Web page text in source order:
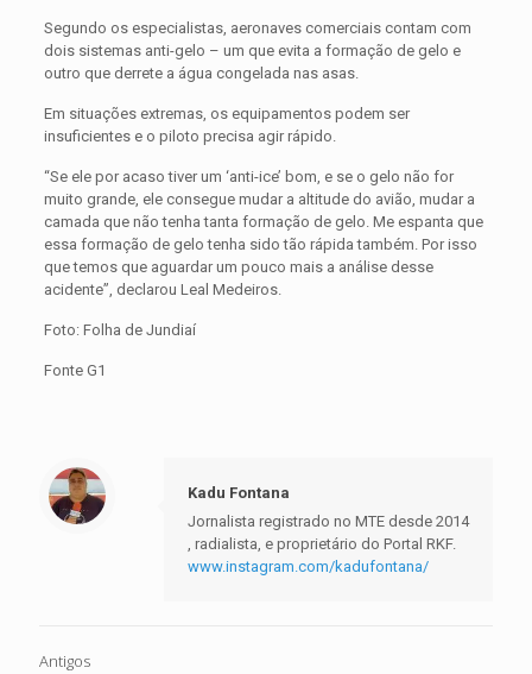
Segundo os especialistas, aeronaves comerciais contam com
dois sistemas anti-gelo – um que evita a formação de gelo e
outro que derrete a água congelada nas asas.
Em situações extremas, os equipamentos podem ser
insuficientes e o piloto precisa agir rápido.
“Se ele por acaso tiver um ‘anti-ice’ bom, e se o gelo não for
muito grande, ele consegue mudar a altitude do avião, mudar a
camada que não tenha tanta formação de gelo. Me espanta que
essa formação de gelo tenha sido tão rápida também. Por isso
que temos que aguardar um pouco mais a análise desse
acidente”, declarou Leal Medeiros.
Foto: Folha de Jundiaí
Fonte G1
Kadu Fontana
Jornalista registrado no MTE desde 2014
, radialista, e proprietário do Portal RKF.
www.instagram.com/kadufontana/
Antigos